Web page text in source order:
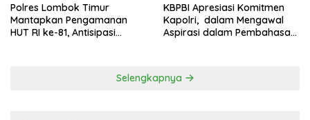
Polres Lombok Timur
Mantapkan Pengamanan
HUT RI ke-81, Antisipasi
KBPBI Apresiasi Komitmen
Kapolri, dalam Mengawal
Aspirasi dalam Pembahasan
Selengkapnya